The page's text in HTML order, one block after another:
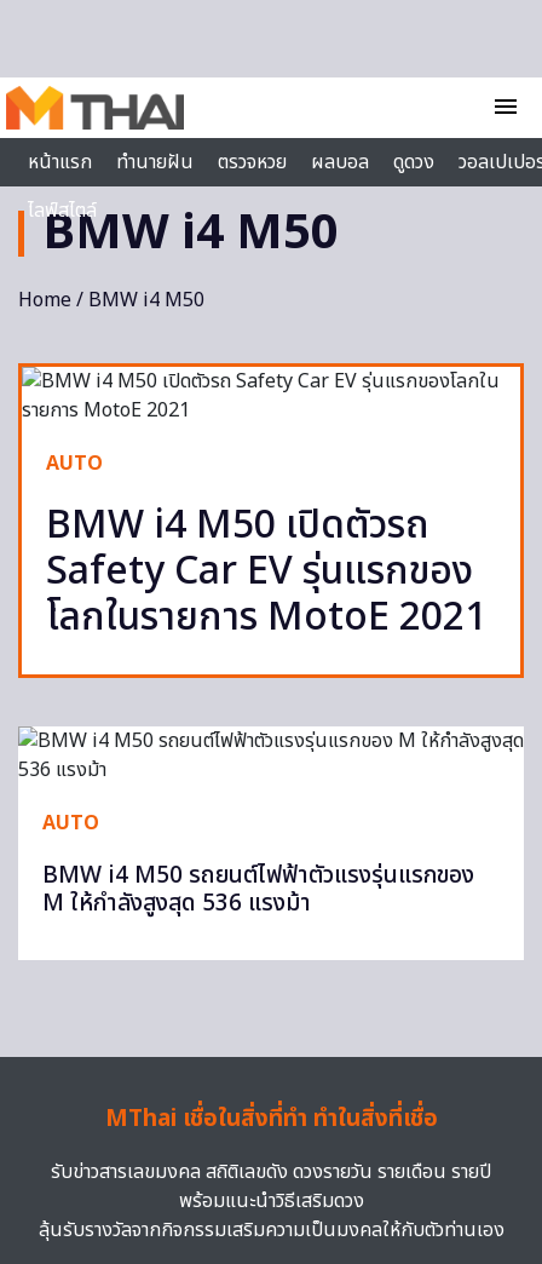
menu
หน้าแรก
ทำนายฝัน ตรวจหวย ผลบอล ดูดวง
วอลเปเป
ไลฟ์สไตล์
BMW i4 M50
Home/ BMW i4 M50
AUTO
BMW i4 M50 เปิดตัวรถ
Safety Car EV รุ่นแรกของ
โลกในรายการ MotoE 2021
AUTO
BMW i4 M50 รถยนต์ไฟฟ้าตัวแรงรุ่นแรกของ
M ให้กำลังสูงสุด 536 แรงม้า
MThai เชื่อในสิ่งที่ทำ ทำในสิ่งที่เชื่อ
รับข่าวสารเลขมงคล สถิติเลขดัง ดวงรายวัน รายเดือน รายปี
พร้อมแนะนำวิธีเสริมดวง
ลุ้นรับรางวัลจากกิจกรรมเสริมความเป็นมงคลให้กับตัวท่านเอง